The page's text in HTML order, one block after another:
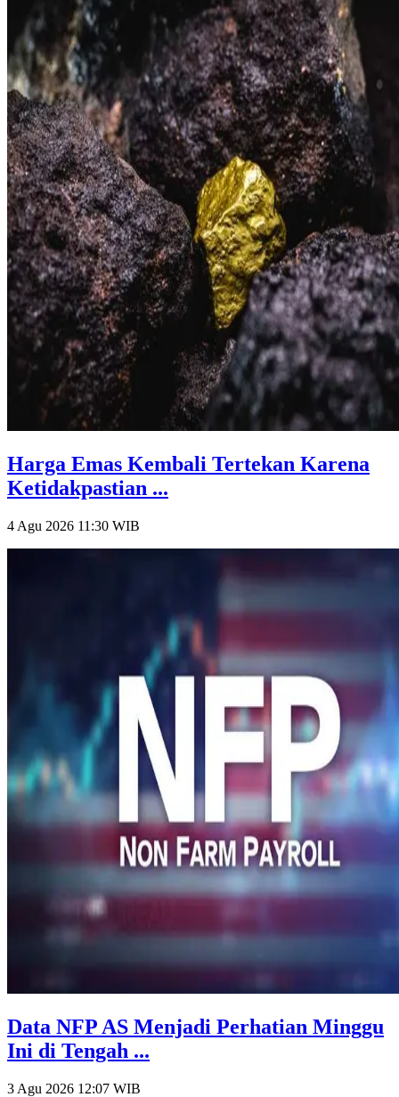
Harga Emas Kembali Tertekan Karena
Ketidakpastian ...
4 Agu 2026 11:30 WIB
Data NFP AS Menjadi Perhatian Minggu
Ini di Tengah ...
3 Agu 2026 12:07 WIB